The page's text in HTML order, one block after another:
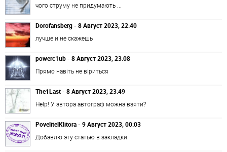
чого струму не придумають ...
Dorofansberg - 8 Август 2023, 22:40
лучше и не скажешь
powerc1ub - 8 Август 2023, 23:08
Прямо навіть не віриться
The1Last - 8 Август 2023, 23:49
Help! У автора автограф можна взяти?
PovelitelKlitora - 9 Август 2023, 00:03
Добавлю эту статью в закладки.